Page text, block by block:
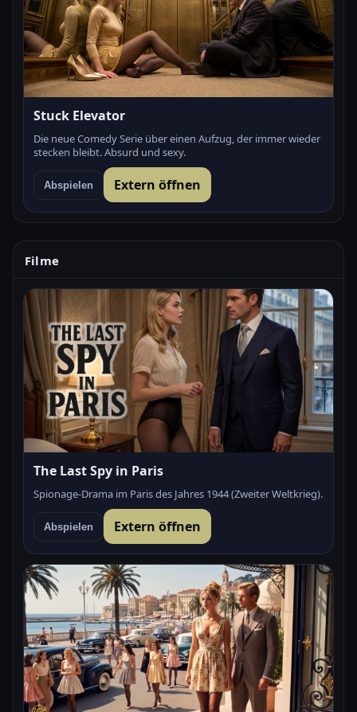
Stuck Elevator
Die neue Comedy Serie über einen Aufzug, der immer wieder
stecken bleibt. Absurd und sexy.
Abspielen Extern öffnen
Filme
The Last Spy in Paris
Spionage-Drama im Paris des Jahres 1944 (Zweiter Weltkrieg).
Abspielen Extern öffnen